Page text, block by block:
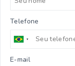
Telefone
E-mail